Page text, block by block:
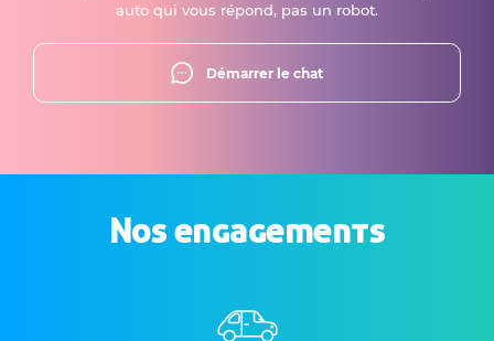
auto qui vous répond, pas un robot.
Démarrer le chat
Nos engagements